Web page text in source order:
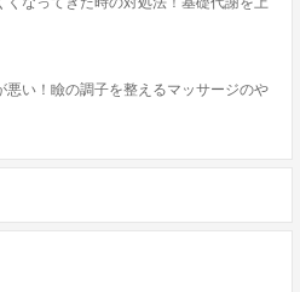
悪い！瞼の調子を整えるマッサージのや